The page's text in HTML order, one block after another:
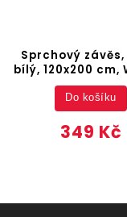
Sprchový závěs,
bílý, 120x200 cm,
349 Kč
Do košíku